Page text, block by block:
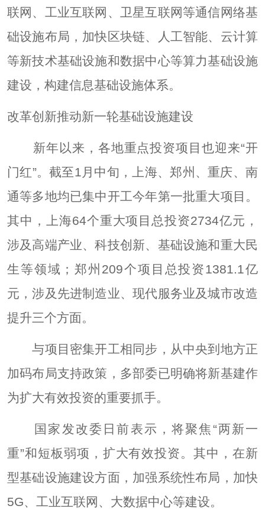
联网、工业互联网、卫星互联网等通信网络基
础设施布局，加快区块链、人工智能、云计算
等新技术基础设施和数据中心等算力基础设施
建设，构建信息基础设施体系。
改革创新推动新一轮基础设施建设
新年以来，各地重点投资项目也迎来“开
门红”。截至1月中旬，上海、郑州、重庆、南
通等多地均已集中开工今年第一批重大项目。
其中，上海64个重大项目总投资2734亿元，
涉及高端产业、科技创新、基础设施和重大民
生等领域；郑州209个项目总投资1381.1亿
元，涉及先进制造业、现代服务业及城市改造
提升三个方面。
与项目密集开工相同步，从中央到地方正
加码布局支持政策，多部委已明确将新基建作
为扩大有效投资的重要抓手。
国家发改委日前表示，将聚焦“两新一
重”和短板弱项，扩大有效投资。其中，在新
型基础设施建设方面，加强系统性布局，加快
5G、工业互联网、大数据中心等建设。